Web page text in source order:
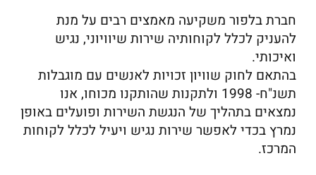
חברת בלפור משקיעה מאמצים רבים על מנת
להעניק לכלל לקוחותיה שירות שיוויוני, נגיש
ואיכותי.
בהתאם לחוק שוויון זכויות לאנשים עם מוגבלות
תשנ"ח- 1998 ולתקנות שהותקנו מכוחו, אנו
נמצאים בתהליך של הנגשת השירות ופועלים באופן
נמרץ בכדי לאפשר שירות נגיש ויעיל לכלל לקוחות
המרכז.